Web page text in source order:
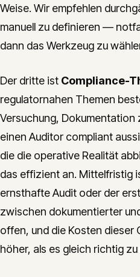
Weise. Wir empfehlen
manuell zu definieren —
dann das Werkzeug zu
Der dritte ist Compliance-
regulatornahen Themen
Versuchung, Dokumentation
einen Auditor compliant
die die operative Realität
das effizient an. Mittelfristig
ernsthafte Audit oder der
zwischen dokumentierter
offen, und die Kosten dieser
höher, als es gleich richtig zu